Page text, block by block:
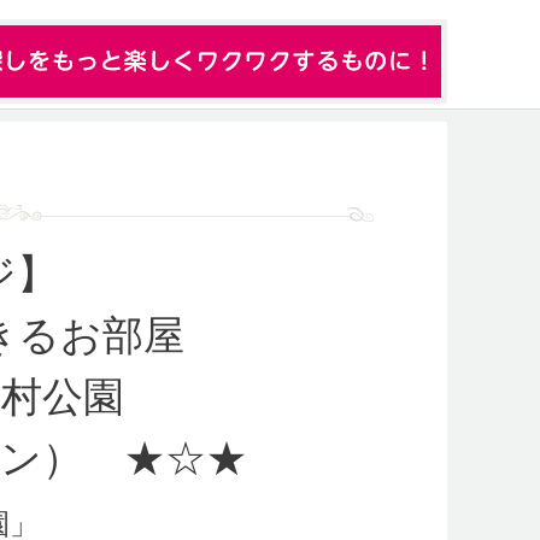
るお部屋
公園
エン） ★☆★
」